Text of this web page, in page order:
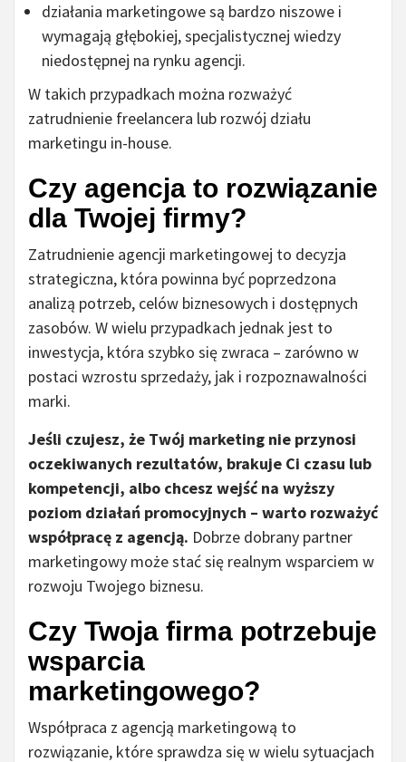
działania marketingowe są bardzo niszowe i
wymagają głębokiej, specjalistycznej wiedzy
niedostępnej na rynku agencji.
W takich przypadkach można rozważyć
zatrudnienie freelancera lub rozwój działu
marketingu in-house.
Czy agencja to rozwiązanie
dla Twojej firmy?
Zatrudnienie agencji marketingowej to decyzja
strategiczna, która powinna być poprzedzona
analizą potrzeb, celów biznesowych i dostępnych
zasobów. W wielu przypadkach jednak jest to
inwestycja, która szybko się zwraca – zarówno w
postaci wzrostu sprzedaży, jak i rozpoznawalności
marki.
Jeśli czujesz, że Twój marketing nie przynosi
oczekiwanych rezultatów, brakuje Ci czasu lub
kompetencji, albo chcesz wejść na wyższy
poziom działań promocyjnych – warto rozważyć
współpracę z agencją. Dobrze dobrany partner
marketingowy może stać się realnym wsparciem w
rozwoju Twojego biznesu.
Czy Twoja firma potrzebuje
wsparcia
marketingowego?
Współpraca z agencją marketingową to
rozwiązanie, które sprawdza się w wielu sytuacjach